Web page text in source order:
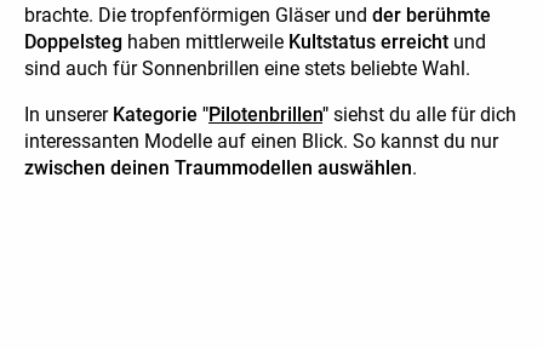
brachte. Die tropfenförmigen Gläser und der berühmte
Doppelsteg haben mittlerweile Kultstatus erreicht und
sind auch für Sonnenbrillen eine stets beliebte Wahl.
In unsererKategorie "Pilotenbrillen" siehst du alle für dich
interessanten Modelle auf einen Blick. So kannst du nur
zwischen deinen Traummodellen auswählen.